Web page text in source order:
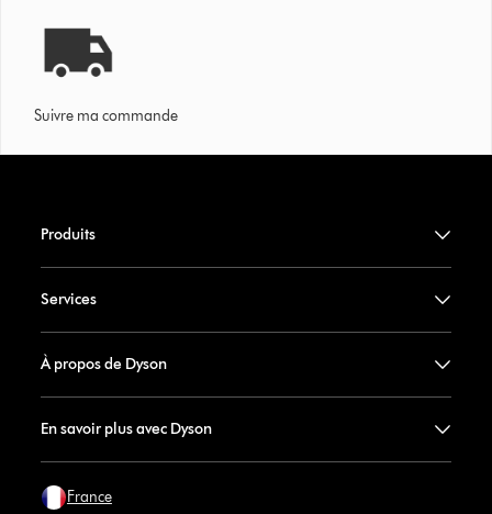
Suivre ma commande
Produits
Services
À propos de Dyson
En savoir plus avec Dyson
France